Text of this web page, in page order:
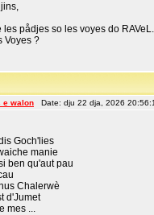
les pådjes so les voyes do
Voyes ?
e walon Date: dju 22 dja, 2026
Goch'lies
manie
ben qu'aut pau
Chalerwè
d'Jumet
mes ...